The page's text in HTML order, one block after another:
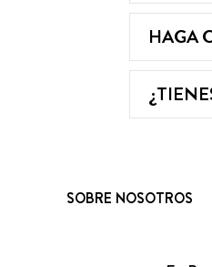
HAGA
SOBRE NOSOTROS